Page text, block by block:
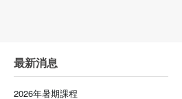
最新消息
2026年暑期課程